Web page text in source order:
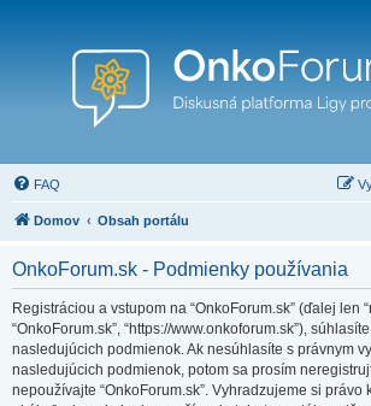
FAQ
Domov Obsah portálu
OnkoForum.sk - Podmienky používania
Registráciou a vstupom na “OnkoForum.sk” (ďalej len
“OnkoForum.sk”, “https://www.onkoforum.sk”),
nasledujúcich podmienok. Ak nesúhlasíte s právnym
nasledujúcich podmienok, potom sa prosím
nepoužívajte “OnkoForum.sk”. Vyhradzujeme si